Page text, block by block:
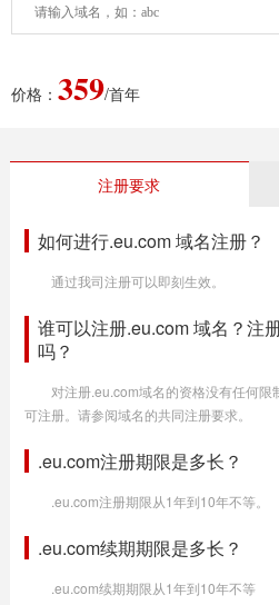
价格： 359/首年
注册要求
如何进行.eu.com 域名注册？
通过我司注册可以即刻生效。
谁可以注册.eu.com 域名？注
吗？
对注册.eu.com域名的资格没有任何
可注册。请参阅域名的共同注册要求。
.eu.com注册期限是多长？
.eu.com注册期限从1年到10年不等。
.eu.com续期期限是多长？
.eu.com续期期限从1年到10年不等